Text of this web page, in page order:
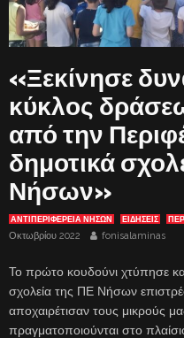
«Ξεκίνησε
κύκλος
από την
δημοτικά
Νήσων»
ΑΝΤΙΠΕΡΙΦΈΡΕΙΑ ΝΉΣΩΝ ΕΙΔΗΣΕΙΣ
Οκτωβρίου 2022
fonisalaminas
Το πρώτο κουδούνι χτύπησε
σχολεία της ΠΕ Νήσων
αποχαιρέτισαν τους μικρούς
πραγματοποιούνται στο